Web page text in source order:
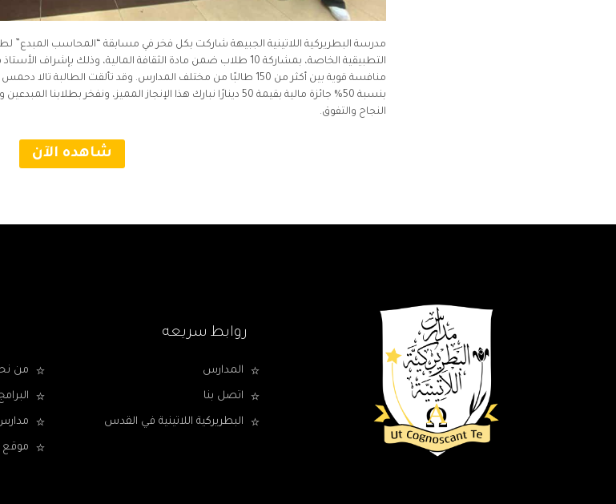
مدرسة البطريركية اللاتينية الجبيهة شاركت بكل فخر في مسابقة “المحاسب المبدع”
التطبيقية الخاصة، بمشاركة 10 طلاب ضمن مادة الثقافة المالية،
منافسة قوية بين أكثر من 150 طالبًا من مختلف المدارس. وقد تألقت
بنسبة 50% جائزة مالية بقيمة 50 دينارًا نبارك هذا الإنجاز المميز، ونفخر
النجاح والتفوق.
شاهده الآن
روابط سريعه
من المدارس
اتصل بنا
البطريركية اللاتينية في القدس
موقع